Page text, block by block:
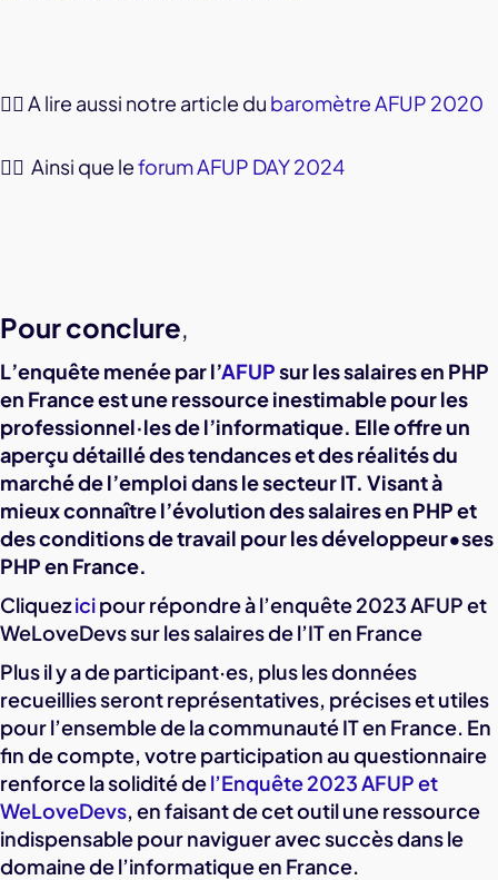
👉🏼 A lire aussi notre article du baromètre AFUP 2020
👉🏼 Ainsi que leforum AFUP DAY 2024
Pour conclure,
L’enquête menée par l’AFUPsur les salaires en PHP
en France est une ressource inestimable pour les
professionnel·les de l’informatique. Elle offre un
aperçu détaillé des tendances et des réalités du
marché de l’emploi dans le secteur IT. Visant à
mieux connaître l’évolution des salaires en PHP et
des conditions de travail pour les développeur•ses
PHP en France.
Cliquezicipour répondre à l’enquête 2023 AFUP et
WeLoveDevs sur les salaires de l’IT en France
Plus il y a de participant·es, plus les données
recueillies seront représentatives, précises et utiles
pour l’ensemble de la communauté IT en France. En
fin de compte, votre participation au questionnaire
renforce la solidité del’Enquête 2023 AFUP et
WeLoveDevs, en faisant de cet outil une ressource
indispensable pour naviguer avec succès dans le
domaine de l’informatique en France.